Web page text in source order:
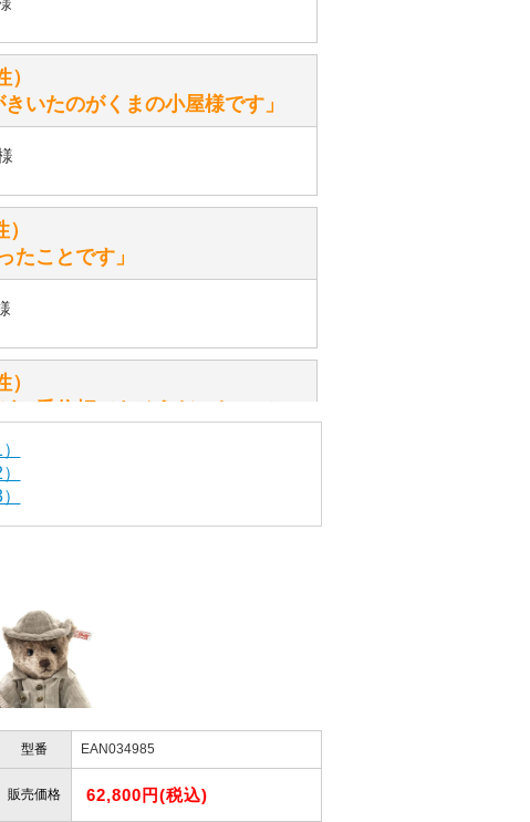
ます。
プを『グロウラー』といいます。
、なぜでしょうか？
ッ」と音が鳴る『スクエーカー』が
ん。
かりますか？
けします。
ありません。
性）
いたのがくまの小屋様です」
性）
たことです」
性）
性）
」さんを紹介され…」
型番 EAN034985
販売価格 62,800円(税込)